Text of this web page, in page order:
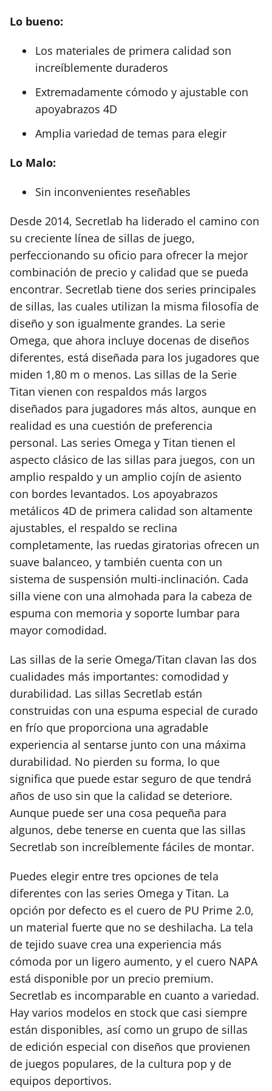
Lo bueno:
Los materiales de primera calidad son
increíblemente duraderos
Extremadamente cómodo y ajustable con
apoyabrazos 4D
Amplia variedad de temas para elegir
Lo Malo:
Sin inconvenientes reseñables
Desde 2014, Secretlab ha liderado el camino con
su creciente línea de sillas de juego,
perfeccionando su oficio para ofrecer la mejor
combinación de precio y calidad que se pueda
encontrar. Secretlab tiene dos series principales
de sillas, las cuales utilizan la misma filosofía de
diseño y son igualmente grandes. La serie
Omega, que ahora incluye docenas de diseños
diferentes, está diseñada para los jugadores que
miden 1,80 m o menos. Las sillas de la Serie
Titan vienen con respaldos más largos
diseñados para jugadores más altos, aunque en
realidad es una cuestión de preferencia
personal. Las series Omega y Titan tienen el
aspecto clásico de las sillas para juegos, con un
amplio respaldo y un amplio cojín de asiento
con bordes levantados. Los apoyabrazos
metálicos 4D de primera calidad son altamente
ajustables, el respaldo se reclina
completamente, las ruedas giratorias ofrecen un
suave balanceo, y también cuenta con un
sistema de suspensión multi-inclinación. Cada
silla viene con una almohada para la cabeza de
espuma con memoria y soporte lumbar para
mayor comodidad.
Las sillas de la serie Omega/Titan clavan las dos
cualidades más importantes: comodidad y
durabilidad. Las sillas Secretlab están
construidas con una espuma especial de curado
en frío que proporciona una agradable
experiencia al sentarse junto con una máxima
durabilidad. No pierden su forma, lo que
significa que puede estar seguro de que tendrá
años de uso sin que la calidad se deteriore.
Aunque puede ser una cosa pequeña para
algunos, debe tenerse en cuenta que las sillas
Secretlab son increíblemente fáciles de montar.
Puedes elegir entre tres opciones de tela
diferentes con las series Omega y Titan. La
opción por defecto es el cuero de PU Prime 2.0,
un material fuerte que no se deshilacha. La tela
de tejido suave crea una experiencia más
cómoda por un ligero aumento, y el cuero NAPA
está disponible por un precio premium.
Secretlab es incomparable en cuanto a variedad.
Hay varios modelos en stock que casi siempre
están disponibles, así como un grupo de sillas
de edición especial con diseños que provienen
de juegos populares, de la cultura pop y de
equipos deportivos.